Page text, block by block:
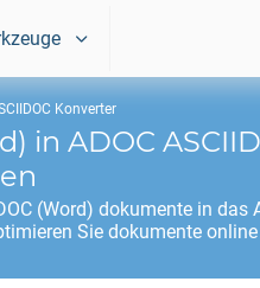
Konverter
in ADOC
(Word) dokumente in das
Sie dokumente